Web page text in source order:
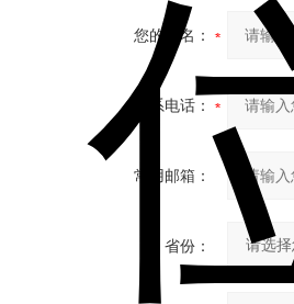
您的姓名：
联系电话：
常用邮箱：
省份：